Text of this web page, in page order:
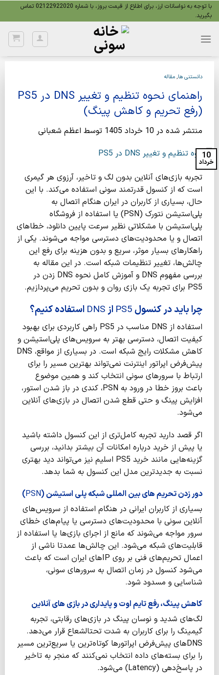
Skip
با توجه به نواسانات ارز، برای اطلاع از قیمت بروز، با شماره 02122922020 تماس
بگیرید.
دانستنی ها,مقاله
راهنمای نحوه تنظیم و تغییر DNS در PS5
(رفع تحریم و کاهش پینگ)
منتشر شده در 10 خرداد 1405 توسط اعظم شعبانی
10
خرداد
تجربه بازی‌های آنلاین بدون لگ و تاخیر، آرزوی هر گیمری
است که از کنسول قدرتمند سونی استفاده می‌کند. با این
حال، بسیاری از کاربران در ایران هنگام اتصال به
پلی‌استیشن نتورک (PSN) یا استفاده از فروشگاه
پلی‌استیشن با مشکلاتی نظیر سرعت پایین دانلود، خطاهای
اتصال و یا محدودیت‌های دسترسی مواجه می‌شوند. یکی از
راهکارهای بسیار موثر، سریع و بدون هزینه برای رفع این
چالش‌ها، تغییر تنظیمات شبکه است. در این مقاله به
بررسی مفهوم DNS و آموزش کامل نحوه DNS زدن در
PS5 برای تجربه یک بازی روان و بدون تحریم می‌پردازیم.
چرا باید در کنسول PS5 ازDNS استفاده کنیم؟
استفاده از DNS مناسب در PS5 راهی کاربردی برای بهبود
کیفیت اتصال، دسترسی بهتر به سرویس‌های پلی‌استیشن و
کاهش مشکلات رایج شبکه است. در بسیاری از مواقع، DNS
پیش‌فرض اپراتور اینترنت نمی‌تواند بهترین مسیر را برای
ارتباط با سرورهای سونی انتخاب کند و همین موضوع
باعث بروز خطا در ورود به PSN، کندی در باز شدن استور،
افزایش پینگ و حتی قطع شدن اتصال در بازی‌های آنلاین
می‌شود.
اگر قصد دارید تجربه کامل‌تری از این کنسول داشته باشید
یا پیش از خرید درباره امکانات آن بیشتر بدانید، بررسی
گزینه‌هایی مانند خرید PS5 اسلیم نیز می‌تواند دید بهتری
نسبت به جدیدترین مدل این کنسول به شما بدهد.
دور زدن تحریم های بین المللی شبکه پلی استیشن (PSN
)
بسیاری از کاربران ایرانی در هنگام استفاده از سرویس‌های
آنلاین سونی با محدودیت‌های دسترسی یا پیام‌های خطای
سرور مواجه می‌شوند که مانع از اجرای بازی‌ها یا استفاده از
قابلیت‌های شبکه می‌شود. این چالش‌ها عمدتا ناشی از
اعمال تحریم‌های فنی بر روی IPهای ایران است که باعث
می‌شود کنسول در زمان اتصال به سرورهای سونی،
شناسایی و مسدود شود.
کاهش پینگ، رفع تایم اوت و پایداری در بازی های آنلاین
لگ‌های شدید و نوسان پینگ در بازی‌های رقابتی، تجربه
گیمینگ را برای کاربران به شدت تحتالشعاع قرار می‌دهد.
DNSهای پیش‌فرض اپراتورها کوتاه‌ترین یا سریع‌ترین مسیر
را برای بسته‌های داده انتخاب نمی‌کنند که منجر به تاخیر
در پاسخ‌دهی (Latency) می‌شود.